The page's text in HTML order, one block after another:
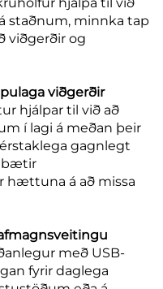
staðnum, minnka tap
viðgerðir og
viðgerðir
hjálpar til við að
í lagi á meðan þeir
gagnlegt
bætir
hættuna á að missa
með USB-
fyrir daglega